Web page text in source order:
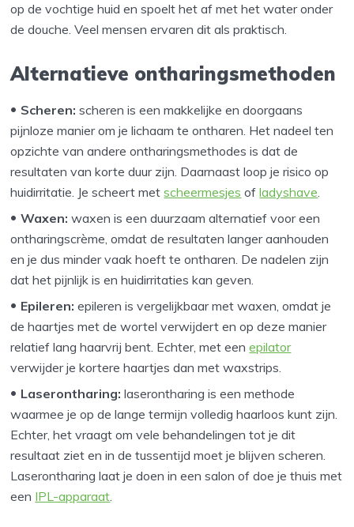
op de vochtige huid en spoelt het af met het water onder
de douche. Veel mensen ervaren dit als praktisch.
Alternatieve ontharingsmethoden
Scheren:scheren is een makkelijke en doorgaans
pijnloze manier om je lichaam te ontharen. Het nadeel ten
opzichte van andere ontharingsmethodes is dat de
resultaten van korte duur zijn. Daarnaast loop je risico op
huidirritatie. Je scheert metscheermesjes ofladyshave
Waxen:waxen is een duurzaam alternatief voor een
ontharingscrème, omdat de resultaten langer aanhouden
en je dus minder vaak hoeft te ontharen. De nadelen zijn
dat het pijnlijk is en huidirritaties kan geven.
Epileren:epileren is vergelijkbaar met waxen, omdat je
de haartjes met de wortel verwijdert en op deze manier
relatief lang haarvrij bent. Echter, met eenepilator
verwijder je kortere haartjes dan met waxstrips.
Laserontharing:laserontharing is een methode
waarmee je op de lange termijn volledig haarloos kunt zijn.
Echter, het vraagt om vele behandelingen tot je dit
resultaat ziet en in de tussentijd moet je blijven scheren.
Laserontharing laat je doen in een salon of doe je thuis met
een IPL-apparaat